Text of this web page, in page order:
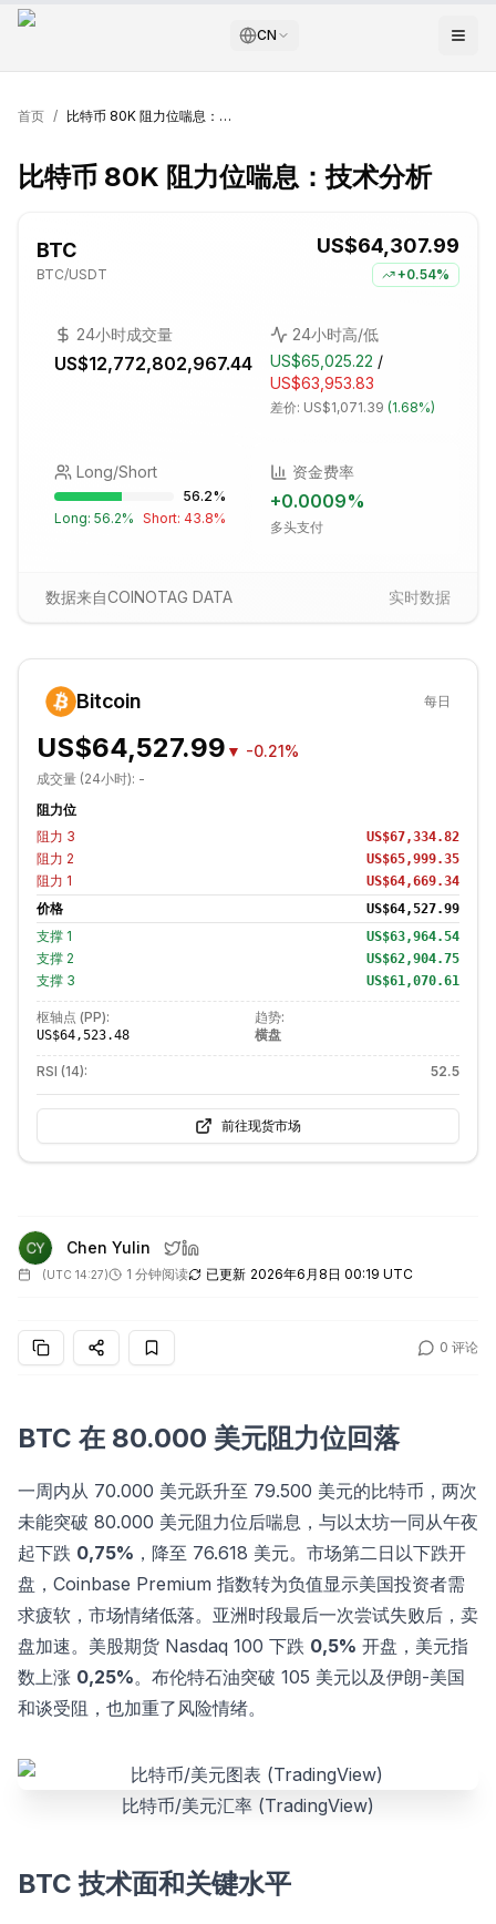
CN
首页 / 比特币 80K 阻力位喘息：技术分析
比特币 80K 阻力位喘息：技术分析
BTC
BTC/USDT
US$64,307.99
+0.54%
24小时成交量
US$12,772,802,967.44
24小时高/低
US$65,025.22 /
US$63,953.83
差价: US$1,071.39 (1.68%)
Long/Short
56.2%
Long: 56.2% Short: 43.8%
资金费率
+0.0009%
多头支付
数据来自COINOTAG DATA 实时数据
Bitcoin 每日
US$64,527.99 ▼ -0.21%
成交量 (24小时): -
阻力位
阻力 3 US$67,334.82
阻力 2 US$65,999.35
阻力 1 US$64,669.34
价格 US$64,527.99
支撑 1 US$63,964.54
支撑 2 US$62,904.75
支撑 3 US$61,070.61
枢轴点 (PP):
US$64,523.48
趋势:
横盘
RSI (14): 52.5
前往现货市场
Chen Yulin
(UTC 14:27) 1 分钟阅读 已更新 2026年6月8日 00:19 UTC
0 评论
BTC 在 80.000 美元阻力位回落
一周内从 70.000 美元跃升至 79.500 美元的比特币，两次
未能突破 80.000 美元阻力位后喘息，与以太坊一同从午夜
起下跌 0,75% ，降至 76.618 美元。市场第二日以下跌开
盘，Coinbase Premium 指数转为负值显示美国投资者需
求疲软，市场情绪低落。亚洲时段最后一次尝试失败后，卖
盘加速。美股期货 Nasdaq 100 下跌 0,5% 开盘，美元指
数上涨 0,25%。布伦特石油突破 105 美元以及伊朗-美国
和谈受阻，也加重了风险情绪。
比特币/美元汇率 (TradingView)
BTC 技术面和关键水平